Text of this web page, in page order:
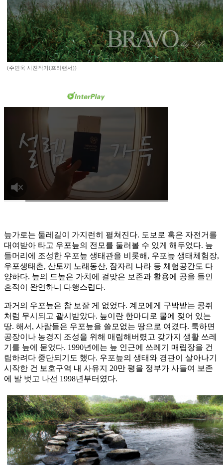
(주민욱 사진작가(프리랜서))
늪가로는 둘레길이 가지런히 펼쳐진다. 도보로 혹은 자전거를
대여받아 타고 우포늪의 전모를 둘러볼 수 있게 해두었다. 늪
들머리에 조성한 우포늪 생태관을 비롯해, 우포늪 생태체험장,
우포생태촌, 산토끼 노래동산, 잠자리 나라 등 체험공간도 다
양하다. 늪의 드높은 가치에 걸맞은 보존과 활용에 공을 들인
흔적이 완연하니 다행스럽다.
과거의 우포늪은 참 보잘 게 없었다. 계모에게 구박받는 콩쥐
처럼 무시되고 괄시받았다. 늪이란 한마디로 물에 젖어 있는
땅. 해서, 사람들은 우포늪을 쓸모없는 땅으로 여겼다. 툭하면
공장이나 농경지 조성을 위해 매립해버렸고 갖가지 생활 쓰레
기를 늪에 묻었다. 1990년에는 늪 인근에 쓰레기 매립장을 건
립하려다 중단되기도 했다. 우포늪의 생태와 경관이 살아나기
시작한 건 보호구역 내 사유지 20만 평을 정부가 사들여 보존
에 발 벗고 나선 1998년부터였다.